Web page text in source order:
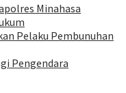
Minahasa
Pelaku Pembunuhan
Pengendara